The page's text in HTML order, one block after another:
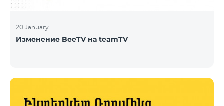
20 January
Изменение BeeTV на teamTV